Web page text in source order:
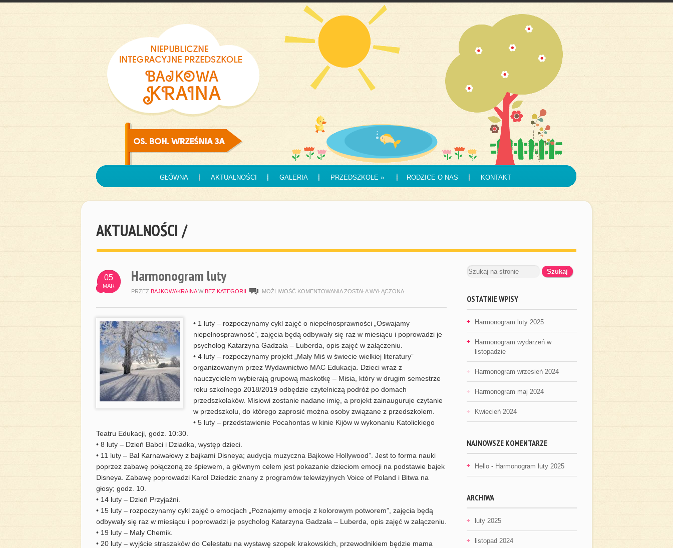
GŁÓWNA AKTUALNOŚCI GALERIA PRZEDSZKOLE» RODZICE O NAS KONTAKT
AKTUALNOŚCI /
05
MAR
Harmonogram luty
PRZEZ BAJKOWAKRAINA W BEZ KATEGORII MOŻLIWOŚĆ KOMENTOWANIA HARMONOGRAM
ZOSTAŁA WYŁĄCZONA
• 1 luty – rozpoczynamy cykl zajęć o niepełnosprawności „Oswajamy
niepełnosprawność”, zajęcia będą odbywały się raz w miesiącu i poprowadzi je
psycholog Katarzyna Gadzała – Luberda, opis zajęć w załączeniu.
• 4 luty – rozpoczynamy projekt „Mały Miś w świecie wielkiej literatury”
organizowanym przez Wydawnictwo MAC Edukacja. Dzieci wraz z
nauczycielem wybierają grupową maskotkę – Misia, który w drugim semestrze
roku szkolnego 2018/2019 odbędzie czytelniczą podróż po domach
przedszkolaków. Misiowi zostanie nadane imię, a projekt zainauguruje czytanie
w przedszkolu, do którego zaprosić można osoby związane z przedszkolem.
• 5 luty – przedstawienie Pocahontas w kinie Kijów w wykonaniu Katolickiego
Teatru Edukacji, godz. 10:30.
• 8 luty – Dzień Babci i Dziadka, występ dzieci.
• 11 luty – Bal Karnawałowy z bajkami Disneya; audycja muzyczna Bajkowe Hollywood”. Jest to forma nauki
poprzez zabawę połączoną ze śpiewem, a głównym celem jest pokazanie dzieciom emocji na podstawie bajek
Disneya. Zabawę poprowadzi Karol Dziedzic znany z programów telewizyjnych Voice of Poland i Bitwa na
głosy; godz. 10.
• 14 luty – Dzień Przyjaźni.
• 15 luty – rozpoczynamy cykl zajęć o emocjach „Poznajemy emocje z kolorowym potworem”, zajęcia będą
odbywały się raz w miesiącu i poprowadzi je psycholog Katarzyna Gadzała – Luberda, opis zajęć w załączeniu.
• 19 luty – Mały Chemik.
• 20 luty – wyjście straszaków do Celestatu na wystawę szopek krakowskich, przewodnikiem będzie mama
OSTATNIE WPISY
Harmonogram luty 2025
Harmonogram wydarzeń w
listopadzie
Harmonogram wrzesień 2024
Harmonogram maj 2024
Kwiecień 2024
NAJNOWSZE KOMENTARZE
Hello - Harmonogram luty 2025
ARCHIWA
luty 2025
listopad 2024